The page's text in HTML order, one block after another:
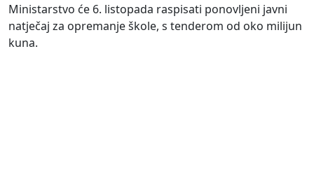
Ministarstvo će 6. listopada raspisati ponovljeni javni
natječaj za opremanje škole, s tenderom od oko milijun
kuna.